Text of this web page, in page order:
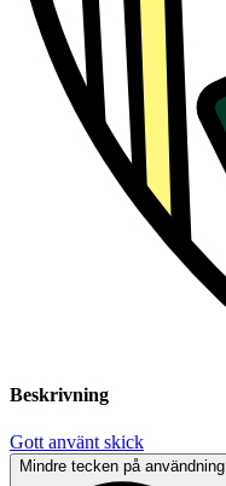
Beskrivning
Gott använt skick
Mindre tecken på användning